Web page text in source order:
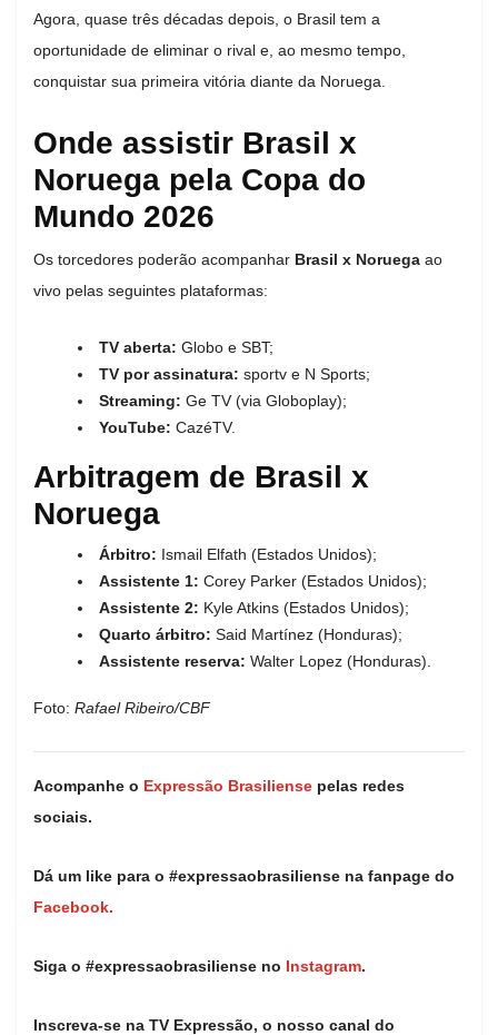
Agora, quase três décadas depois, o Brasil tem a
oportunidade de eliminar o rival e, ao mesmo tempo,
conquistar sua primeira vitória diante da Noruega.
Onde assistir Brasil x
Noruega pela Copa do
Mundo 2026
Os torcedores poderão acompanhar Brasil x Noruega ao
vivo pelas seguintes plataformas:
TV aberta: Globo e SBT;
TV por assinatura: sportv e N Sports;
Streaming: Ge TV (via Globoplay);
YouTube: CazéTV.
Arbitragem de Brasil x
Noruega
Árbitro: Ismail Elfath (Estados Unidos);
Assistente 1: Corey Parker (Estados Unidos);
Assistente 2: Kyle Atkins (Estados Unidos);
Quarto árbitro: Said Martínez (Honduras);
Assistente reserva: Walter Lopez (Honduras).
Foto: Rafael Ribeiro/CBF
Acompanhe o Expressão Brasiliense pelas redes
sociais.
Dá um like para o #expressaobrasiliense na fanpage do
Facebook.
Siga o #expressaobrasiliense no Instagram.
Inscreva-se na TV Expressão, o nosso canal do